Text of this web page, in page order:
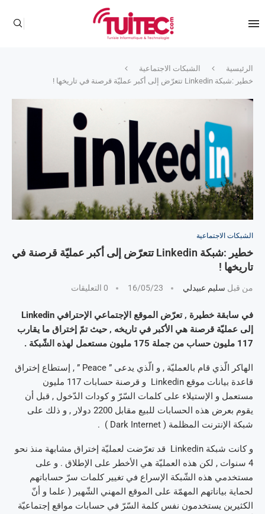
الرئيسية
الشبكات الاجتماعية
خطير :شبكة Linkedin تتعرّض إلى أكبر عمليّة قرصنة في تاريخها !
الشبكات الاجتماعية
خطير :شبكة Linkedin تتعرّض إلى أكبر عمليّة قرصنة في
تاريخها !
من قبل سليم عبيدلي 16/05/23 0 التعليقات
في سابقة خطيرة , تعرّض الموقع الإجتماعي الإحترافي Linkedin
إلى عمليّة قرصنة هي الأكبر في تاريخه , حيث تمّ إختراق ما يقارب
117 مليون حساب من جملة 175 مليون مستعمل لهذه الشّبكة .
الهاكر الّذي قام بالعمليّة , و الّذي يدعى ” Peace ” , إستطاع إختراق
قاعدة بيانات موقع Linkedin و قرصنة حسابات 117 مليون
مستعمل و الإستيلاء على كلمات السّرّ و كودات الدّخول , قبل أن
يقوم بعرض هذه الحسابات للبيع مقابل 2200 دولار , و ذلك على
شبكة الإنترنت المظلمة ( Dark Internet ) .
و كانت شبكة Linkedin قد تعرّضت لعمليّة إختراق مشابهة منذ نحو
4 سنوات , لكن هذه العمليّة هي الأخطر على الإطلاق . و على
مستخدمي هذه الشّبكة الإسراع في تغيير كلمات سرّ حساباتهم
لحماية بياناتهم المهمّة على الموقع المهني الشّهير ( علما و أنّ
الكثيرين يستخدمون نفس كلمة السّرّ في حسابات مواقع إجتماعيّة